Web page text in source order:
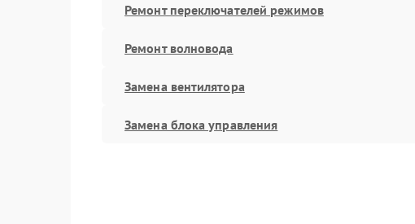
Ремонт переключателей режимов
Ремонт волновода
Замена вентилятора
Замена блока управления